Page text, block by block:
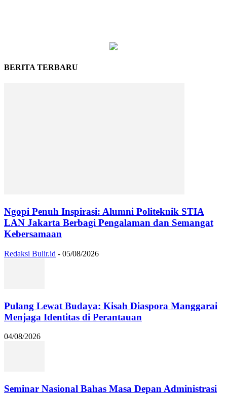
BERITA TERBARU
Ngopi Penuh Inspirasi: Alumni Politeknik STIA
LAN Jakarta Berbagi Pengalaman dan Semangat
Kebersamaan
Redaksi Bulir.id - 05/08/2026
Pulang Lewat Budaya: Kisah Diaspora Manggarai
Menjaga Identitas di Perantauan
04/08/2026
Seminar Nasional Bahas Masa Depan Administrasi